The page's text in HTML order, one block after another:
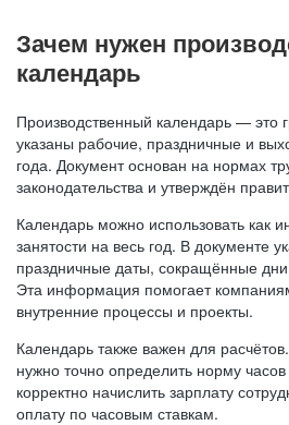
Зачем нужен
календарь
Производственный календарь — это
указаны рабочие, праздничные и
года. Документ основан на нормах
законодательства и утверждён
Календарь можно использовать как
занятости на весь год. В документе
праздничные даты, сокращённые
Эта информация помогает
внутренние процессы и проекты.
Календарь также важен для
нужно точно определить норму
корректно начислить зарплату
оплату по часовым ставкам.